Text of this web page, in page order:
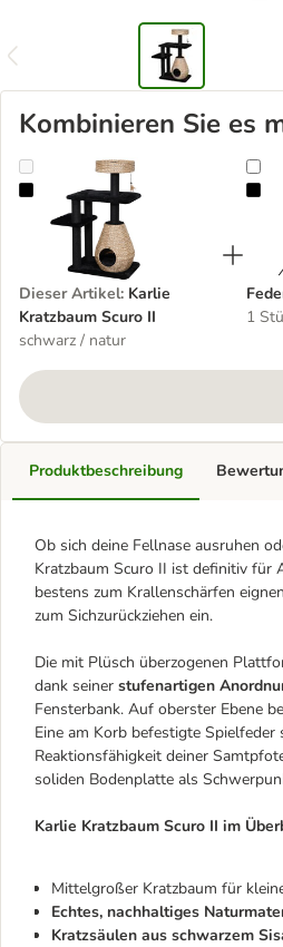
Kombinieren Sie es
Karlie Kratzbaum Scuro II
Dieser Artikel: Karlie
Kratzbaum Scuro II
schwarz / natur
1
Produktbeschreibung
Ob sich deine Fellnase ausruhen
Kratzbaum Scuro II ist definitiv für
bestens zum Krallenschärfen
zum Sichzurückziehen ein.
Die mit Plüsch überzogenen
dank seiner stufenartigen
Fensterbank. Auf oberster Ebene
Eine am Korb befestigte
Reaktionsfähigkeit deiner
soliden Bodenplatte als
Karlie Kratzbaum Scuro II im
Mittelgroßer Kratzbaum für
Echtes, nachhaltiges
Kratzsäulen aus schwarzem